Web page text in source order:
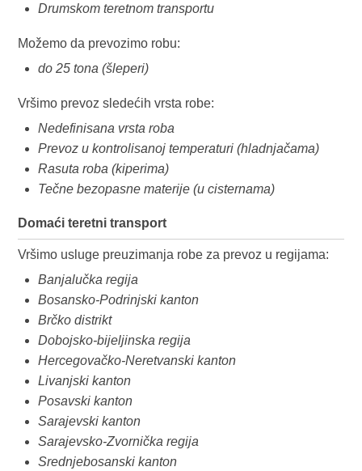
Drumskom teretnom transportu
Možemo da prevozimo robu:
do 25 tona (šleperi)
Vršimo prevoz sledećih vrsta robe:
Nedefinisana vrsta roba
Prevoz u kontrolisanoj temperaturi (hladnjačama)
Rasuta roba (kiperima)
Tečne bezopasne materije (u cisternama)
Domaći teretni transport
Vršimo usluge preuzimanja robe za prevoz u regijama:
Banjalučka regija
Bosansko-Podrinjski kanton
Brčko distrikt
Dobojsko-bijeljinska regija
Hercegovačko-Neretvanski kanton
Livanjski kanton
Posavski kanton
Sarajevski kanton
Sarajevsko-Zvornička regija
Srednjebosanski kanton